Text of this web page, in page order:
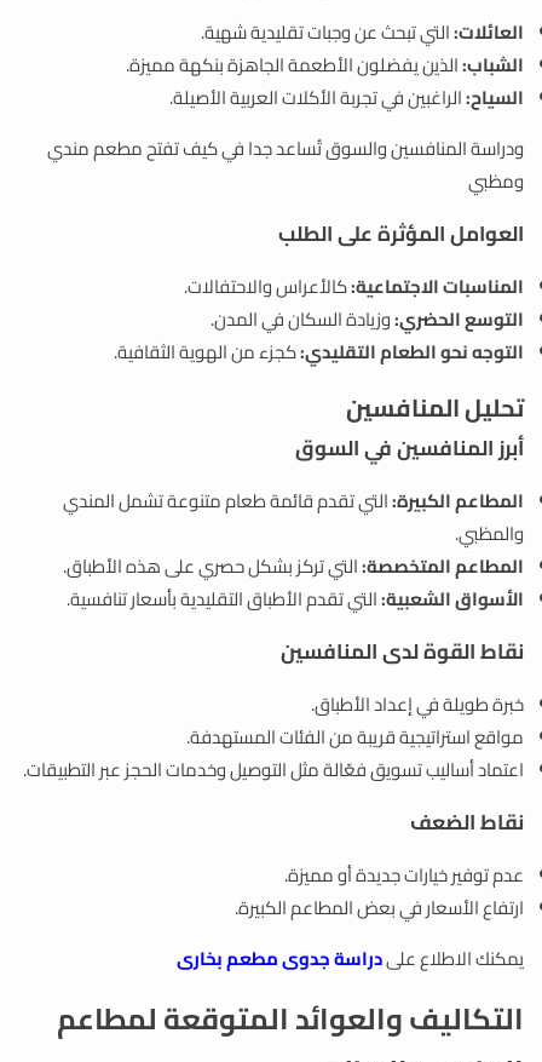
العائلات:التي تبحث عن وجبات تقليدية شهية.
الشباب:الذين يفضلون الأطعمة الجاهزة بنكهة مميزة.
السياح:الراغبين في تجربة الأكلات العربية الأصيلة.
ودراسة المنافسين والسوق تُساعد جدا في كيف تفتح مطعم مندي
ومظبي
العوامل المؤثرة على الطلب
المناسبات الاجتماعية:كالأعراس والاحتفالات.
التوسع الحضري:وزيادة السكان في المدن.
التوجه نحو الطعام التقليدي:كجزء من الهوية الثقافية.
تحليل المنافسين
أبرز المنافسين في السوق
المطاعم الكبيرة:التي تقدم قائمة طعام متنوعة تشمل المندي
والمظبي.
المطاعم المتخصصة:التي تركز بشكل حصري على هذه الأطباق.
الأسواق الشعبية:التي تقدم الأطباق التقليدية بأسعار تنافسية.
نقاط القوة لدى المنافسين
خبرة طويلة في إعداد الأطباق.
مواقع استراتيجية قريبة من الفئات المستهدفة.
اعتماد أساليب تسويق فعّالة مثل التوصيل وخدمات الحجز عبر التطبيقات.
نقاط الضعف
عدم توفير خيارات جديدة أو مميزة.
ارتفاع الأسعار في بعض المطاعم الكبيرة.
يمكنك الاطلاع علىدراسة جدوى مطعم بخارى
التكاليف والعوائد المتوقعة لمطاعم